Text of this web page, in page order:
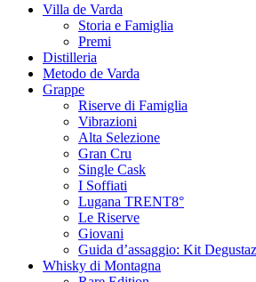
Villa de Varda
Storia e Famiglia
Premi
Distilleria
Metodo de Varda
Grappe
Riserve di Famiglia
Vibrazioni
Alta Selezione
Gran Cru
Single Cask
I Soffiati
Lugana TRENT8°
Le Riserve
Giovani
Guida d’assaggio: Kit
Whisky di Montagna